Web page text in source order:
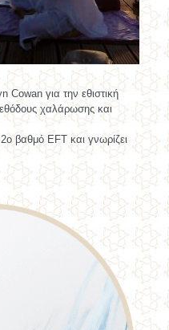
για την εθιστική
χαλάρωσης και
βαθμό ΕFT και γνωρίζει